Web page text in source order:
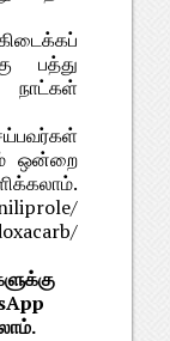
பத்து
ஒன்றை